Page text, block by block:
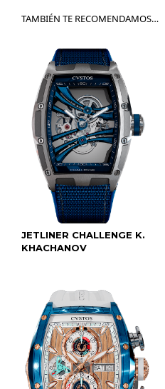
TAMBIÉN TE RECOMENDAMOS…
JETLINER CHALLENGE K.
KHACHANOV